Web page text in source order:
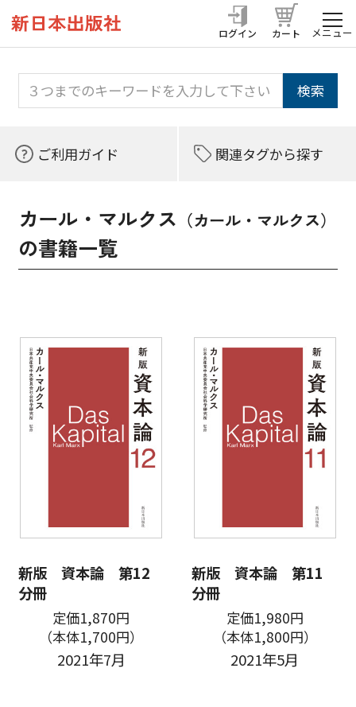
ログイン カート メニュー
ご利用ガイド 関連タグから探す
カール・マルクス （カール・マルクス）
の書籍一覧
新版 資本論 第12
分冊
定価1,870円
（本体1,700円）
2021年7月
新版 資本論 第11
分冊
定価1,980円
（本体1,800円）
2021年5月